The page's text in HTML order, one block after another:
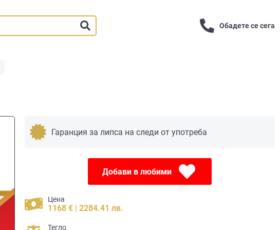
Обадете се сега
Гаранция за липса на следи от употреба
Добави в любими
Цена
1168 € | 2284.41 лв.
Тегло